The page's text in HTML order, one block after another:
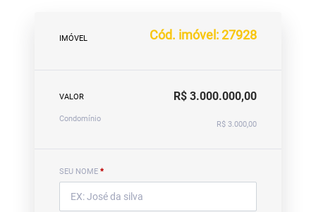
IMÓVEL Cód. imóvel: 27928
VALOR R$ 3.000.000,00
Condomínio
R$ 3.000,00
SEU NOME *